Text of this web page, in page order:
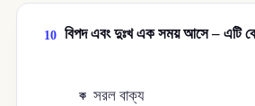
10 বিপদ এবং দুঃখ এক সময় আসে – এটি
ক সরল বাক্য